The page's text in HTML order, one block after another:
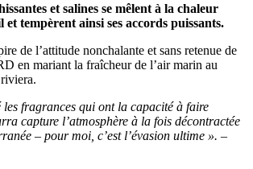
et salines se mêlent à la chaleur
et tempèrent ainsi ses accords puissants.
de l’attitude nonchalante et sans retenue de
en mariant la fraîcheur de l’air marin au
les fragrances qui ont la capacité à faire
capture l’atmosphère à la fois décontractée
– pour moi, c’est l’évasion ultime ». –